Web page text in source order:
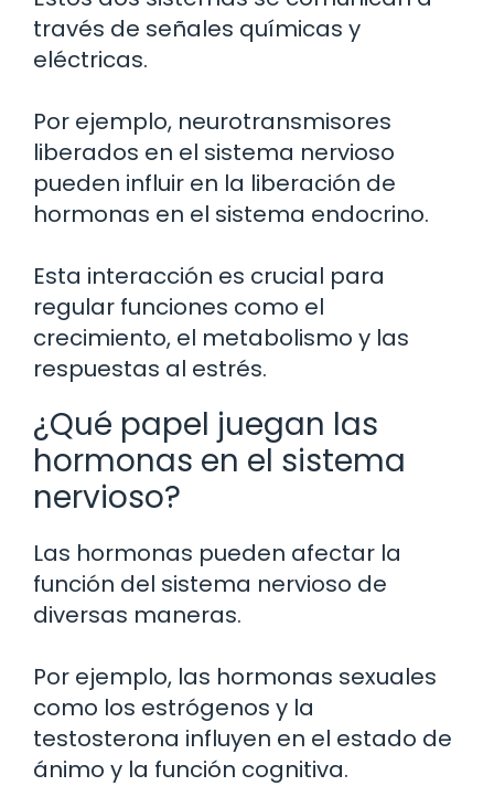
través de señales químicas y
eléctricas.
Por ejemplo, neurotransmisores
liberados en el sistema nervioso
pueden influir en la liberación de
hormonas en el sistema endocrino.
Esta interacción es crucial para
regular funciones como el
crecimiento, el metabolismo y las
respuestas al estrés.
¿Qué papel juegan las
hormonas en el sistema
nervioso?
Las hormonas pueden afectar la
función del sistema nervioso de
diversas maneras.
Por ejemplo, las hormonas sexuales
como los estrógenos y la
testosterona influyen en el estado de
ánimo y la función cognitiva.